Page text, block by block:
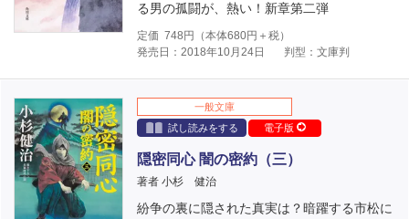
る男の孤闘が、熱い！新章第二弾
定価 748 円（本体680円＋税）
発売日：2018年10月24日
判型：文庫判
一般文庫
試し読みをする
電子版
隠密同心 闇の密約（三）
著者 小杉 健治
紛争の裏に隠された真実は？暗躍する市松に